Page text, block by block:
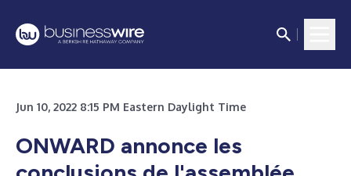
Jun 10, 2022 8:15 PM Eastern Daylight Time
ONWARD annonce les